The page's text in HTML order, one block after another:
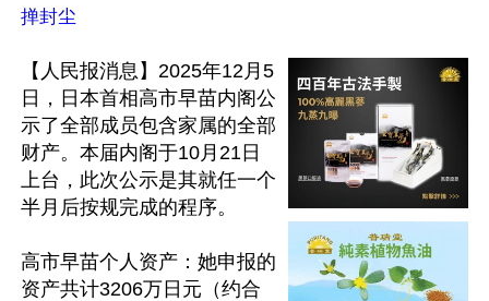
掸封尘
【人民报消息】2025年12月5
日，日本首相高市早苗内阁公
示了全部成员包含家属的全部
财产。本届内阁于10月21日
上台，此次公示是其就任一个
半月后按规完成的程序。
高市早苗个人资产：她申报的
资产共计3206万日元（约合